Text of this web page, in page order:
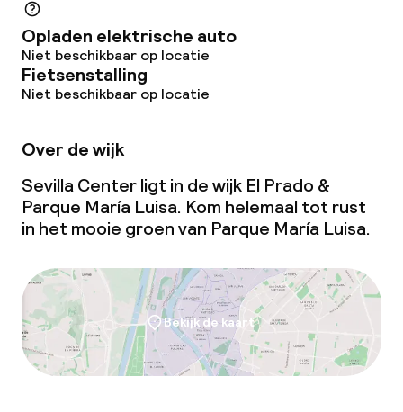
Beleid
Borg bij aankomst
Opladen elektrische auto
Niet beschikbaar op locatie
Fietsenstalling
Niet beschikbaar op locatie
Over de wijk
Sevilla Center ligt in de wijk El Prado &
Parque María Luisa. Kom helemaal tot rust
in het mooie groen van Parque María Luisa.
Bekijk de kaart